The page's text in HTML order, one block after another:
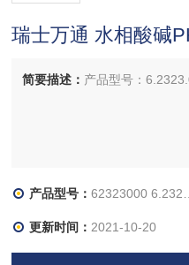
瑞士万通 水相酸碱
简要描述： 产品型号：
产品型号：62323000 6.2323.000
更新时间： 2021-10-20